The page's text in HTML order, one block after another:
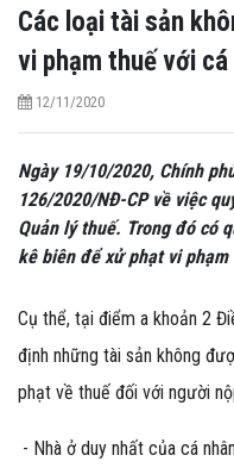
Các loại tài sản
vi phạm thuế với cá
12/11/2020
Ngày 19/10/2020, Chính
126/2020/NĐ-CP về việc
Quản lý thuế. Trong đó có
kê biên để xử phạt vi phạm
Cụ thể, tại điểm a khoản 2
định những tài sản không
phạt về thuế đối với người
- Nhà ở duy nhất của cá